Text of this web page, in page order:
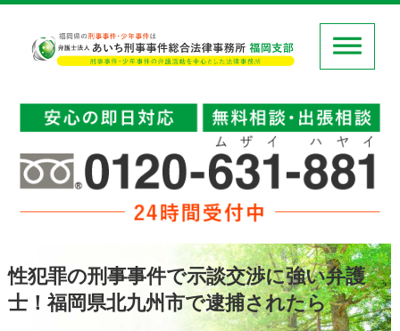
性犯罪の刑事事件で示談交渉に強い弁護
士！福岡県北九州市で逮捕されたら